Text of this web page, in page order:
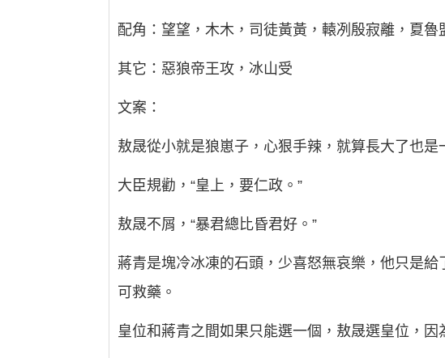
配角：望望，木木，司徒黃黃，轅冽殷寂離，夏
其它：惡狼帝王攻，冰山受
文案：
敖晟從小就是狼崽子，心狠手辣，就算長大了也是
大臣規勸，“皇上，要仁政。”
敖晟不屑，“暴君總比昏君好。”
蔣青是塊冷冰凍的石頭，少喜怒無哀樂，他只是
可救藥。
皇位和蔣青之間如果只能選一個，敖晟選皇位，因